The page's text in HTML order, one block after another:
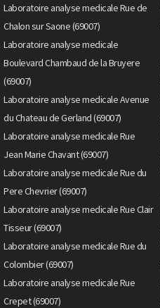
Laboratoire analyse medicale Rue de
Chalon sur Saone (69007)
Laboratoire analyse medicale
Boulevard Chambaud de la Bruyere
(69007)
Laboratoire analyse medicale Avenue
du Chateau de Gerland (69007)
Laboratoire analyse medicale Rue
Jean Marie Chavant (69007)
Laboratoire analyse medicale Rue du
Pere Chevrier (69007)
Laboratoire analyse medicale Rue Clair
Tisseur (69007)
Laboratoire analyse medicale Rue du
Colombier (69007)
Laboratoire analyse medicale Rue
Crepet (69007)